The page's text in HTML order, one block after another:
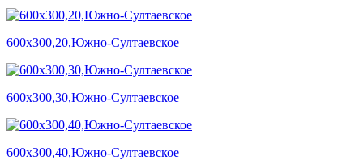
600х300,20,Южно-Султаевское
600х300,30,Южно-Султаевское
600х300,40,Южно-Султаевское